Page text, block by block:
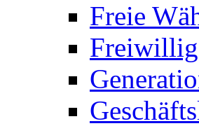
Freie